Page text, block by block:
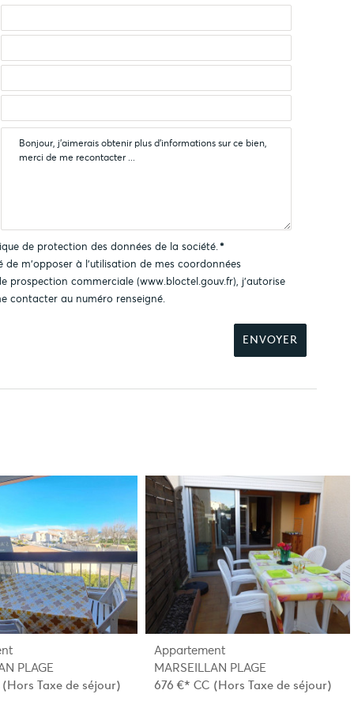
de protection des donnéesde la société.*
de m'opposer à l'utilisation de mes coordonnées
prospection commerciale (www.bloctel.gouv.fr), j'autorise
contacter au numéro renseigné.
PLAGE
Taxe de séjour)
Appartement
MARSEILLAN PLAGE
676 €* CC(Hors Taxe de séjour)